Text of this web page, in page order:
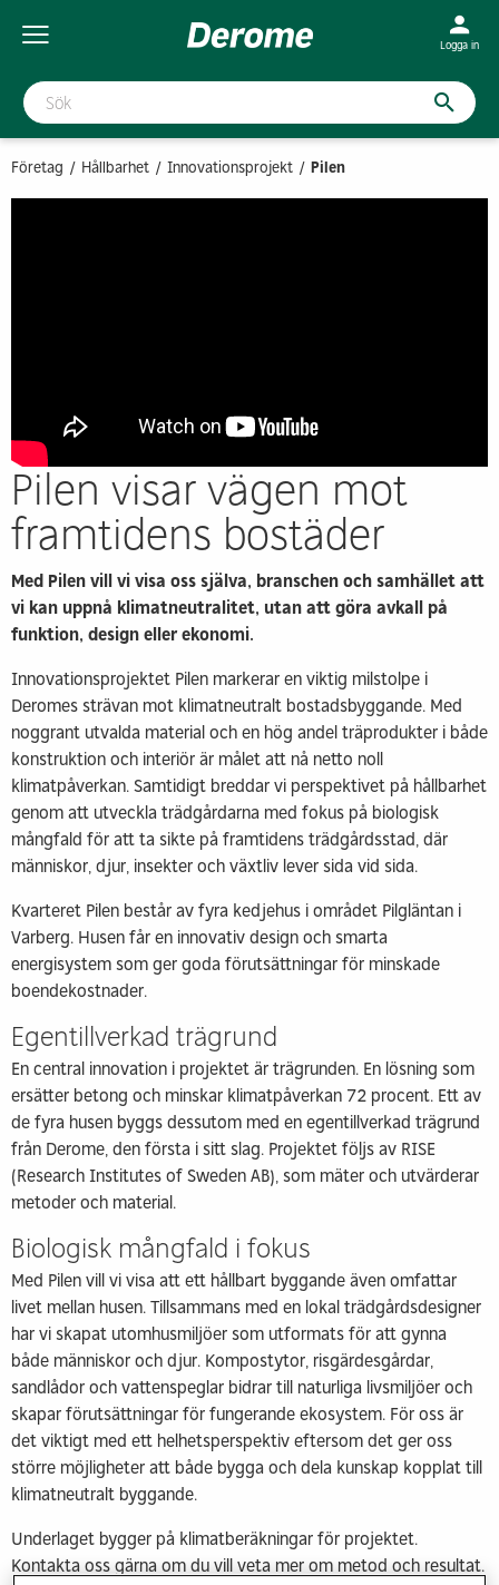
Logga in
Företag Hållbarhet Innovationsprojekt Pilen
Pilen visar vägen mot
framtidens bostäder
Med Pilen vill vi visa oss själva, branschen och samhället att
vi kan uppnå klimatneutralitet, utan att göra avkall på
funktion, design eller ekonomi.
Innovationsprojektet Pilen markerar en viktig milstolpe i
Deromes strävan mot klimatneutralt bostadsbyggande. Med
noggrant utvalda material och en hög andel träprodukter i både
konstruktion och interiör är målet att nå netto noll
klimatpåverkan. Samtidigt breddar vi perspektivet på hållbarhet
genom att utveckla trädgårdarna med fokus på biologisk
mångfald för att ta sikte på framtidens trädgårdsstad, där
människor, djur, insekter och växtliv lever sida vid sida.
Kvarteret Pilen består av fyra kedjehus i området Pilgläntan i
Varberg. Husen får en innovativ design och smarta
energisystem som ger goda förutsättningar för minskade
boendekostnader.
Egentillverkad trägrund
En central innovation i projektet är trägrunden. En lösning som
ersätter betong och minskar klimatpåverkan 72 procent. Ett av
de fyra husen byggs dessutom med en egentillverkad trägrund
från Derome, den första i sitt slag. Projektet följs av RISE
(Research Institutes of Sweden AB), som mäter och utvärderar
metoder och material.
Biologisk mångfald i fokus
Med Pilen vill vi visa att ett hållbart byggande även omfattar
livet mellan husen. Tillsammans med en lokal trädgårdsdesigner
har vi skapat utomhusmiljöer som utformats för att gynna
både människor och djur. Kompostytor, risgärdesgårdar,
sandlådor och vattenspeglar bidrar till naturliga livsmiljöer och
skapar förutsättningar för fungerande ekosystem. För oss är
det viktigt med ett helhetsperspektiv eftersom det ger oss
större möjligheter att både bygga och dela kunskap kopplat till
klimatneutralt byggande.
Underlaget bygger på klimatberäkningar för projektet.
Kontakta oss gärna om du vill veta mer om metod och resultat.